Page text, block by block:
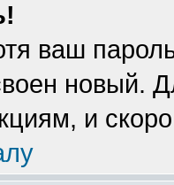
ваш
новый.
и